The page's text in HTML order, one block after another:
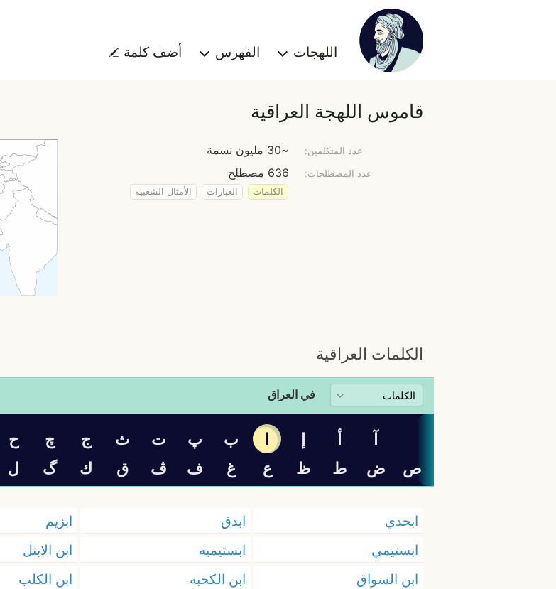
اللهجات الفهرس أضف كلمة
قاموس اللهجة العراقية
عدد المتكلمين: ~30 مليون نسمة
عدد المصطلحات: 636 مصطلح
الكلمات العبارات الأمثال الشعبية
الكلمات العراقية
في العراق
آ أ إ ا ب پ ت ث ج چ ح
ص
ض ط ظ ع غ ف ڤ ق ك گ ل
ابحدي ابدق ابزیم
ابستيمي
ابستيميه ابن الابنل
ابن السواق
ابن الكحبه ابن الكلب